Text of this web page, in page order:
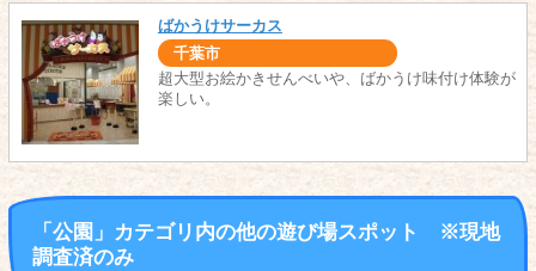
ばかうけサーカス
千葉市
超大型お絵かきせんべいや、ばかうけ味付け体験が
楽しい。
「公園」カテゴリ内の他の遊び場スポット ※現地
調査済のみ